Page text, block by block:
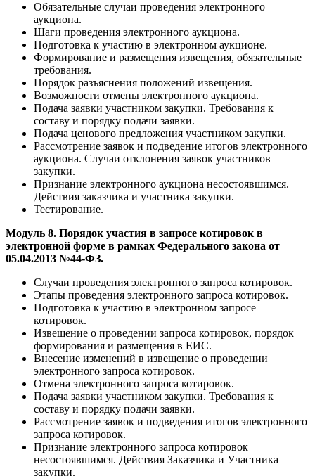
Обязательные случаи проведения электронного
аукциона.
Шаги проведения электронного аукциона.
Подготовка к участию в электронном аукционе.
Формирование и размещения извещения, обязательные
требования.
Порядок разъяснения положений извещения.
Возможности отмены электронного аукциона.
Подача заявки участником закупки. Требования к
составу и порядку подачи заявки.
Подача ценового предложения участником закупки.
Рассмотрение заявок и подведение итогов электронного
аукциона. Случаи отклонения заявок участников
закупки.
Признание электронного аукциона несостоявшимся.
Действия заказчика и участника закупки.
Тестирование.
Модуль 8. Порядок участия в запросе котировок в
электронной форме в рамках Федерального закона от
05.04.2013 №44-ФЗ.
Случаи проведения электронного запроса котировок.
Этапы проведения электронного запроса котировок.
Подготовка к участию в электронном запросе
котировок.
Извещение о проведении запроса котировок, порядок
формирования и размещения в ЕИС.
Внесение изменений в извещение о проведении
электронного запроса котировок.
Отмена электронного запроса котировок.
Подача заявки участником закупки. Требования к
составу и порядку подачи заявки.
Рассмотрение заявок и подведения итогов электронного
запроса котировок.
Признание электронного запроса котировок
несостоявшимся. Действия Заказчика и Участника
закупки.